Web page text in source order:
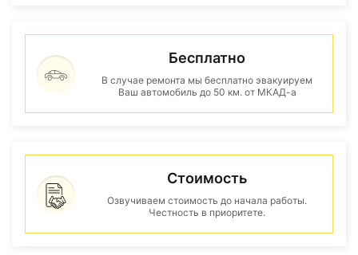
Бесплатно
В случае ремонта мы бесплатно эвакуируем
Ваш автомобиль до 50 км. от МКАД-а
Стоимость
Озвучиваем стоимость до начала работы.
Честность в приоритете.